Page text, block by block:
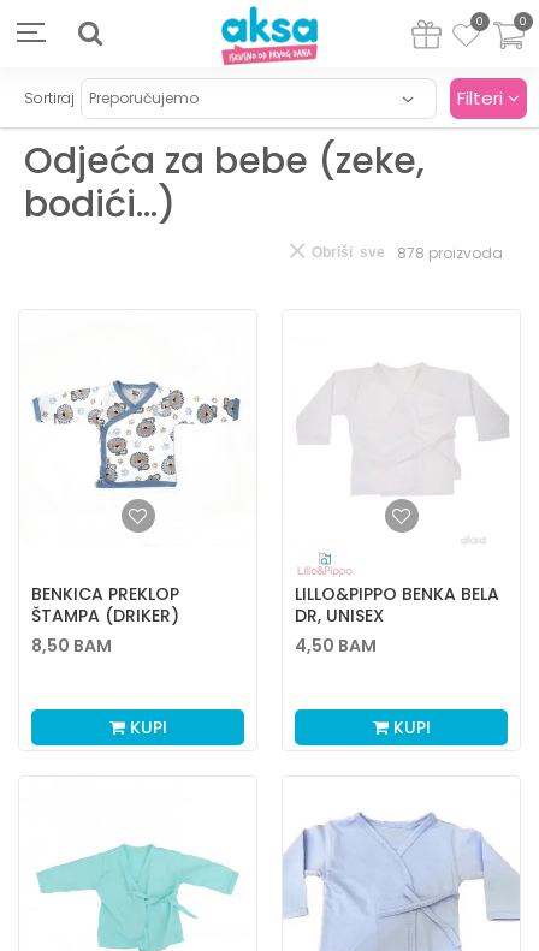
0
0
Odjeća za bebe (zeke,
bodići...)
Sortiraj Filteri
878 proizvoda
Obriši sve
BENKICA PREKLOP
ŠTAMPA (DRIKER)
VEL.56,62,68
8,50 BAM
KUPI
LILLO&PIPPO BENKA BELA
DR, UNISEX
4,50 BAM
KUPI